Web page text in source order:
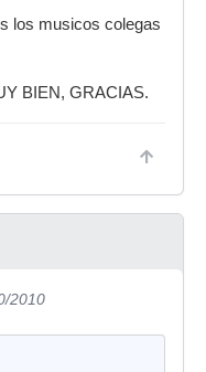
los musicos colegas
BIEN, GRACIAS.
2010